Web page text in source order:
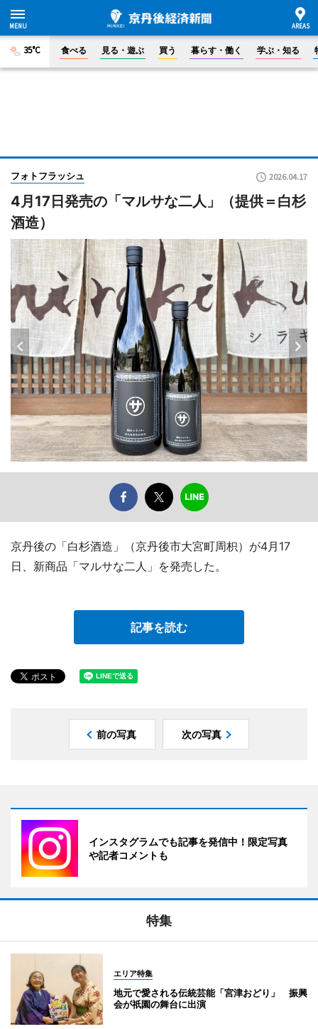
35°C 食べる 見る・遊ぶ 買う 暮らす・働く 学ぶ・知る
フォトフラッシュ 2026.04.17
4月17日発売の「マルサな二人」（提供＝白杉
酒造）
京丹後の「白杉酒造」（京丹後市大宮町周枳）が4月17
日、新商品「マルサな二人」を発売した。
記事を読む
前の写真 次の写真
インスタグラムでも記事を発信中！限定写真
や記者コメントも
特集
エリア特集
地元で愛される伝統芸能「宮津おどり」 振興
会が祇園の舞台に出演